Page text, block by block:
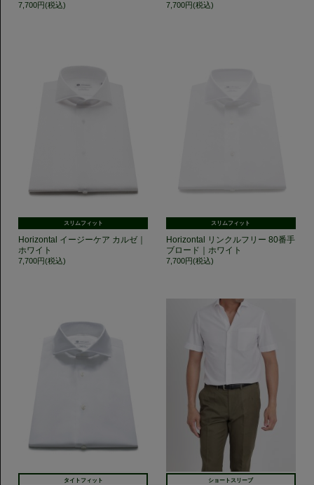
7,700円(税込) 7,700円(税込)
スリムフィット
Horizontal イージーケア カルゼ｜
ホワイト
7,700円(税込)
スリムフィット
Horizontal リンクルフリー 80番手
ブロード｜ホワイト
7,700円(税込)
タイトフィット ショートスリーブ